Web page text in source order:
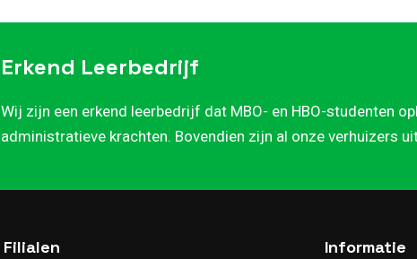
Erkend Leerbedrijf
Wij zijn een erkend leerbedrijf dat MBO- en HBO-studenten
administratieve krachten. Bovendien zijn al onze verhuizers
Filialen Informatie